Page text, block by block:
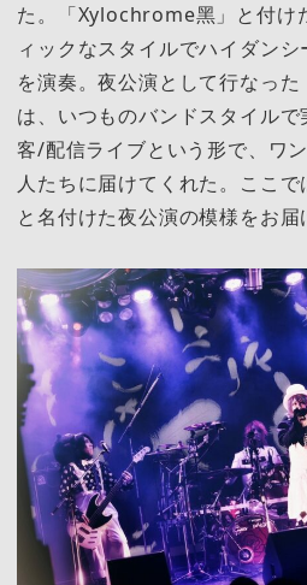
た。「Xylochrome黑」と付け
ィックなスタイルでハイダン
を演奏。夜公演として行なっ
は、いつものバンドスタイル
客/配信ライブという形で、ワ
人たちに届けてくれた。ここ
と名付けた夜公演の模様をお届